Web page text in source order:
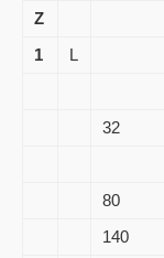
Z
1
L
32
80
140